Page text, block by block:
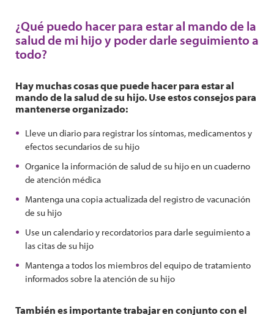
¿Qué puedo hacer para estar al mando de la
salud de mi hijo y poder darle seguimiento a
todo?
Hay muchas cosas que puede hacer para estar al
mando de la salud de su hijo. Use estos consejos para
mantenerse organizado:
Lleve un diario para registrar los síntomas, medicamentos y
efectos secundarios de su hijo
Organice la información de salud de su hijo en un cuaderno
de atención médica
Mantenga una copia actualizada del registro de vacunación
de su hijo
Use un calendario y recordatorios para darle seguimiento a
las citas de su hijo
Mantenga a todos los miembros del equipo de tratamiento
informados sobre la atención de su hijo
También es importante trabajar en conjunto con el